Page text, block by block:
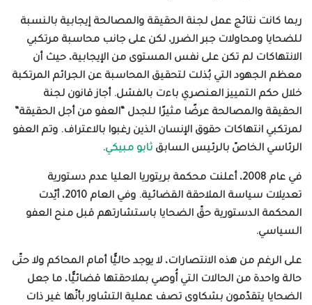
ربما كانت نتائج عمل لجنة الحقيقة والمصالحة إيجابية بالنسبة
للضحايا ومحاولات جبر الضرر، لكن على جانب محاسبة مرتكبي
الانتهاكات لم تكن على نفس المستوى من الإيجابية، حيث أن
معظم الجهود التي بُذلت لتحقيق المحاسبة عن الجرائم المرتكبة
خلال حكم التمييز العنصري باءت بالفشل. أجاز قانون لجنة
الحقيقة والمصالحة عرضًا مثيرًا للجدل “العفو من أجل الحقيقة”
لمرتكبي انتهاكات حقوق الإنسان الذين رغبوا بالاعتراف. وتم العفو
الرئاسي الخاصّ بالرئيس السابق ثابو مبيكي.
في عام 2008، أعلنت محكمة بريتوريا العليا عدم دستورية
تعديلات سياسة الملاحقة القضائية. وفي العام 2010، أيّدت
المحكمة الدستورية حقّ الضحايا باستشارتهم قبل منح العفو
السياسي.
على الرغم من هذه الانتصارات، لا يوجد حاليًّا أمام المحاكم ولا حتّى
حالة واحدة من الحالات التي أُوصي بملاحقتها قضائيًّا، ما جعل
الضحايا يتقدّمون بشكاوى تصف عملية التشاور بأنّها غير ذات